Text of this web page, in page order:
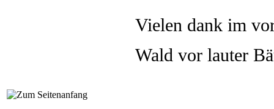
Vielen dank im
Wald vor lauter